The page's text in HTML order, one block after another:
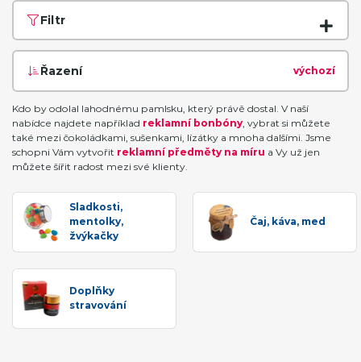
Filtr
Řazení výchozí
Kdo by odolal lahodnému pamlsku, který právě dostal. V naší
nabídce najdete například reklamní bonbóny , vybrat si můžete
také mezi čokoládkami, sušenkami, lízátky a mnoha dalšími. Jsme
schopni Vám vytvořit reklamní předměty na míru a Vy už jen
můžete šířit radost mezi své klienty.
Sladkosti,
mentolky,
žvýkačky
Čaj, káva, med
Doplňky
stravování